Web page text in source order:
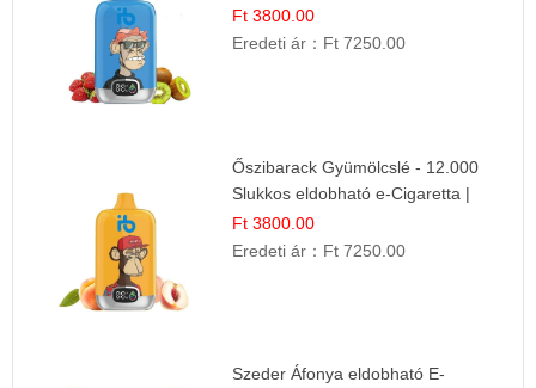
Kombináció
Ft 3800.00
Eredeti ár： Ft 7250.00
Őszibarack Gyümölcslé - 12.000
Slukkos eldobható e-Cigaretta |
Friss Gyümölcs Íz
Ft 3800.00
Eredeti ár： Ft 7250.00
Szeder Áfonya eldobható E-